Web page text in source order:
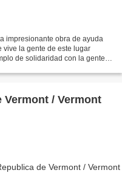
impresionante obra de ayuda
vive la gente de este lugar
de solidaridad con la gente
Vermont / Vermont